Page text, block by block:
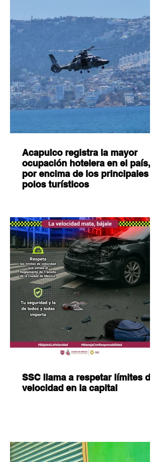
Acapulco registra la mayor
ocupación hotelera en el país,
por encima de los principales
polos turísticos
SSC llama a respetar límites de
velocidad en la capital